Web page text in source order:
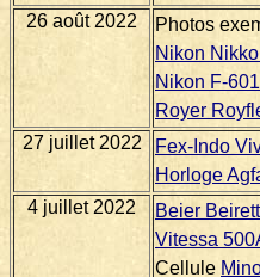
26 août 2022
Photos
Nikon
Nikon F-601
Royer
27 juillet 2022
Fex-Indo
Horloge
4 juillet 2022
Beier
Vitessa
Cellule